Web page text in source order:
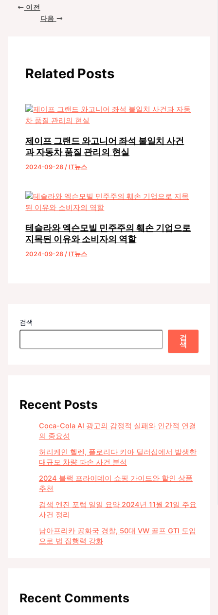
이전
다음
Related Posts
제이프 그랜드 와고니어 좌석 불일치 사건
과 자동차 품질 관리의 현실
2024-09-28/ IT뉴스
테슬라와 엑슨모빌 민주주의 훼손 기업으로
지목된 이유와 소비자의 역할
2024-09-28 / IT뉴스
검색
검
색
Recent Posts
Coca-Cola AI 광고의 감정적 실패와 인간적 연결
의 중요성
허리케인 헬렌, 플로리다 키아 딜러십에서 발생한
대규모 차량 파손 사건 분석
2024 블랙 프라이데이 쇼핑 가이드와 할인 상품
추천
검색 엔진 포럼 일일 요약 2024년 11월 21일 주요
사건 정리
남아프리카 공화국 경찰, 50대 VW 골프 GTI 도입
으로 법 집행력 강화
Recent Comments